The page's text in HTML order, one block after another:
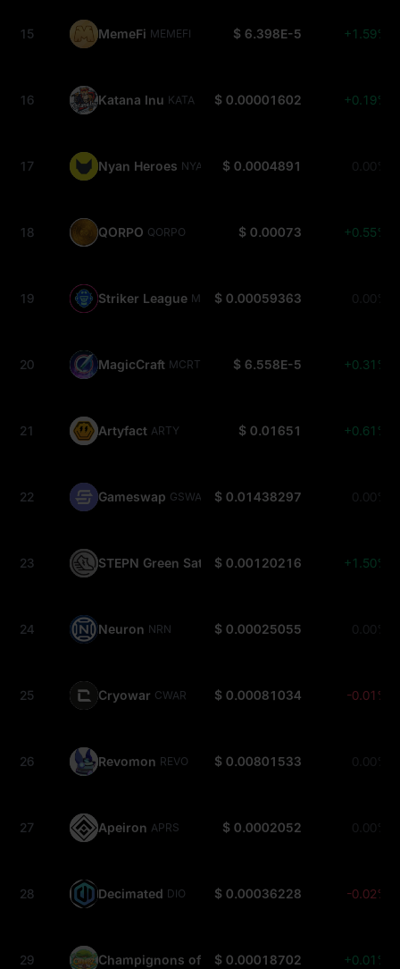
15 MemeFi MEMEFI $ 6.398E-5 +1.59%
16 Katana Inu KATA $ 0.00001602 +0.19%
17 Nyan Heroes NYAN $ 0.0004891 0.00%
18 QORPO QORPO $ 0.00073 +0.55%
19 Striker League MBS$ 0.00059363 0.00%
20 MagicCraft MCRT $ 6.558E-5 +0.31%
21 Artyfact ARTY $ 0.01651 +0.61%
22 Gameswap GSWAP $ 0.01438297 0.00%
23 STEPN Green Satoshi Token on BSC GST-BSC
$ 0.00120216 +1.50%
24 Neuron NRN $ 0.00025055 0.00%
25 Cryowar CWAR $ 0.00081034 -0.01%
26 Revomon REVO $ 0.00801533 0.00%
27 Apeiron APRS $ 0.0002052 0.00%
28 Decimated DIO $ 0.00036228 -0.02%
29 Champignons of Arborethia CHAMPZ
$ 0.00018702 +0.01%